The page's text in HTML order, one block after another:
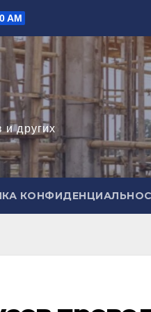
AM
и других